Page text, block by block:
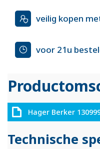
veilig kopen
voor 21u
Hager Berker
Technische